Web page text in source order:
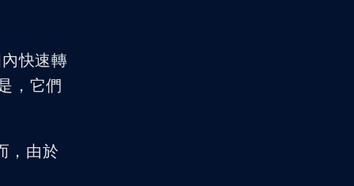
快速轉
，它們
，由於